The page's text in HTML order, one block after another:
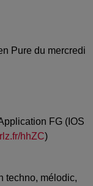
Pure du mercredi
FG (IOS
hhZC)
techno, mélodic,